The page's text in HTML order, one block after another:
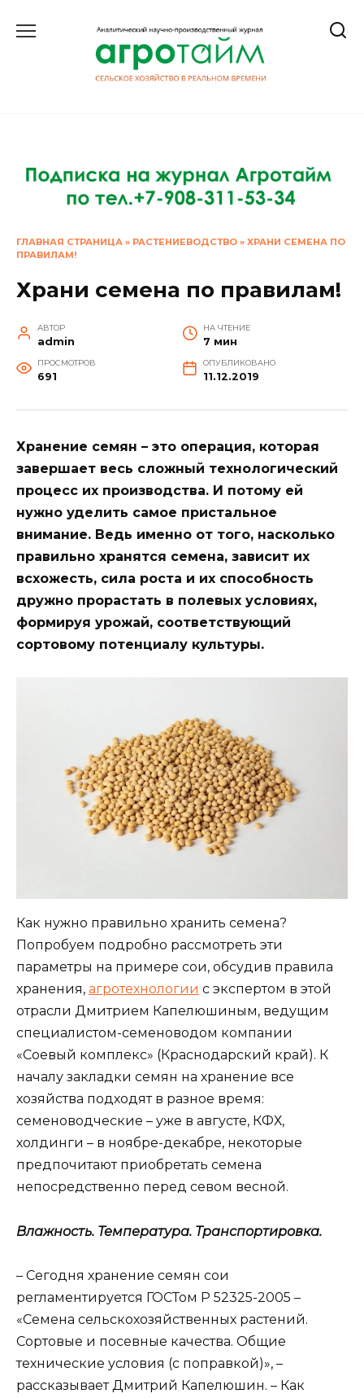
ГЛАВНАЯ СТРАНИЦА » РАСТЕНИЕВОДСТВО » ХРАНИ СЕМЕНА ПО
ПРАВИЛАМ!
Храни семена по правилам!
АВТОР
admin
НА ЧТЕНИЕ
7 мин
ПРОСМОТРОВ
691
ОПУБЛИКОВАНО
11.12.2019
Хранение семян – это операция, которая
завершает весь сложный технологический
процесс их производства. И потому ей
нужно уделить самое пристальное
внимание. Ведь именно от того, насколько
правильно хранятся семена, зависит их
всхожесть, сила роста и их способность
дружно прорастать в полевых условиях,
формируя урожай, соответствующий
сортовому потенциалу культуры.
Как нужно правильно хранить семена?
Попробуем подробно рассмотреть эти
параметры на примере сои, обсудив правила
хранения, агротехнологии с экспертом в этой
отрасли Дмитрием Капелюшиным, ведущим
специалистом-семеноводом компании
«Соевый комплекс» (Краснодарский край). К
началу закладки семян на хранение все
хозяйства подходят в разное время:
семеноводческие – уже в августе, КФХ,
холдинги – в ноябре-декабре, некоторые
предпочитают приобретать семена
непосредственно перед севом весной.
Влажность. Температура. Транспортировка.
– Сегодня хранение семян сои
регламентируется ГОСТом Р 52325-2005 –
«Семена сельскохозяйственных растений.
Сортовые и посевные качества. Общие
технические условия (с поправкой)», –
рассказывает Дмитрий Капелюшин. – Как